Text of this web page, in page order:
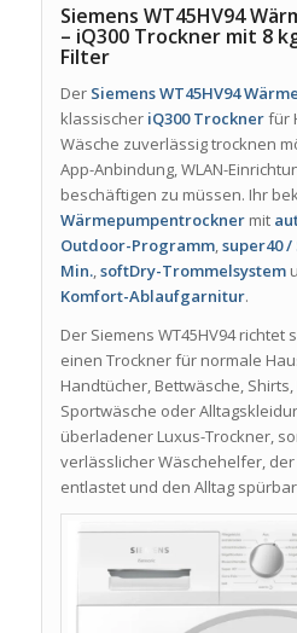
Siemens WT45HV94
– iQ300 Trockner mit 8
Filter
Der Siemens WT45HV94
klassischer iQ300 Trocknerfür
Wäsche zuverlässig trocknen
App-Anbindung, WLAN-
beschäftigen zu müssen. Ihr
Wärmepumpentrocknermit
Outdoor-Programm,super40
Min.,softDry-Trommelsystem
Komfort-Ablaufgarnitur.
Der Siemens WT45HV94 richtet
einen Trockner für normale
Handtücher, Bettwäsche,
Sportwäsche oder
überladener Luxus-Trockner,
verlässlicher Wäschehelfer,
entlastet und den Alltag